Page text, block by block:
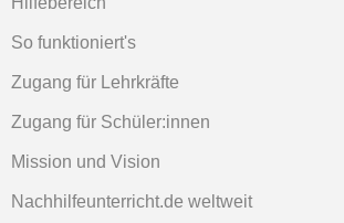
So funktioniert's
Zugang für Lehrkräfte
Zugang für Schüler:innen
Mission und Vision
Nachhilfeunterricht.de weltweit